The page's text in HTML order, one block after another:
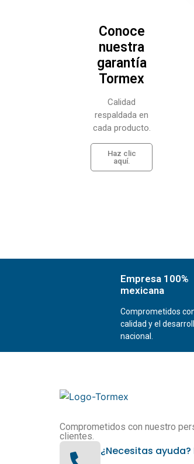
Conoce
nuestra
garantía
Tormex
Calidad
respaldada en
cada producto.
Haz clic
aquí.
Empresa 100%
mexicana
Comprometidos
calidad y el
nacional.
Comprometidos con nuestro
clientes.
¿Necesitas ayuda?